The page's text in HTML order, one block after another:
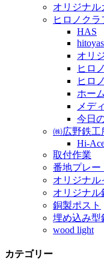
オリジナル
ヒロノクラ
HAS
オリ
ヒロ
ヒロ
ホー
メデ
今日
㈱広野鉄工
Hi-
取付作業
番地プレー
オリジナル
オリジナル
銅製ポスト
埋め込み型
wood light
カテゴリー